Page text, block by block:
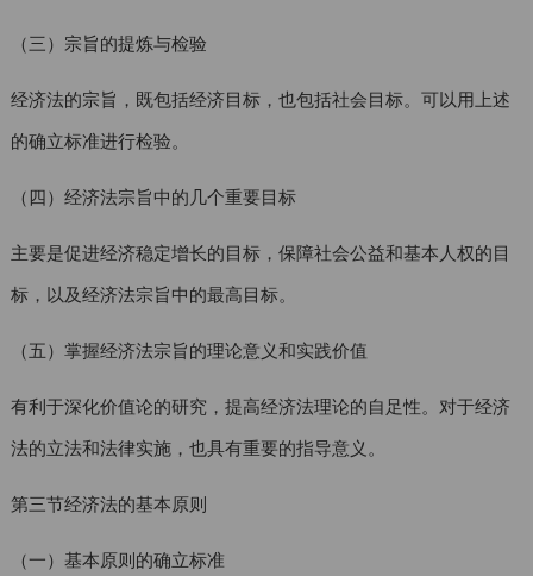
（三）宗旨的提炼与检验
经济法的宗旨，既包括经济目标，也包括社会目标。可以用上述
的确立标准进行检验。
（四）经济法宗旨中的几个重要目标
主要是促进经济稳定增长的目标，保障社会公益和基本人权的目
标，以及经济法宗旨中的最高目标。
（五）掌握经济法宗旨的理论意义和实践价值
有利于深化价值论的研究，提高经济法理论的自足性。对于经济
法的立法和法律实施，也具有重要的指导意义。
第三节经济法的基本原则
（一）基本原则的确立标准